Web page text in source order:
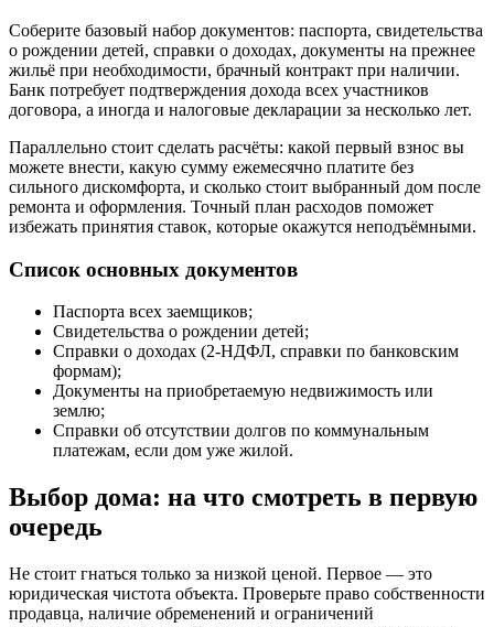
Соберите базовый набор документов: паспорта, свидетельства
о рождении детей, справки о доходах, документы на прежнее
жильё при необходимости, брачный контракт при наличии.
Банк потребует подтверждения дохода всех участников
договора, а иногда и налоговые декларации за несколько лет.
Параллельно стоит сделать расчёты: какой первый взнос вы
можете внести, какую сумму ежемесячно платите без
сильного дискомфорта, и сколько стоит выбранный дом после
ремонта и оформления. Точный план расходов поможет
избежать принятия ставок, которые окажутся неподъёмными.
Список основных документов
Паспорта всех заемщиков;
Свидетельства о рождении детей;
Справки о доходах (2-НДФЛ, справки по банковским
формам);
Документы на приобретаемую недвижимость или
землю;
Справки об отсутствии долгов по коммунальным
платежам, если дом уже жилой.
Выбор дома: на что смотреть в первую
очередь
Не стоит гнаться только за низкой ценой. Первое — это
юридическая чистота объекта. Проверьте право собственности
продавца, наличие обременений и ограничений